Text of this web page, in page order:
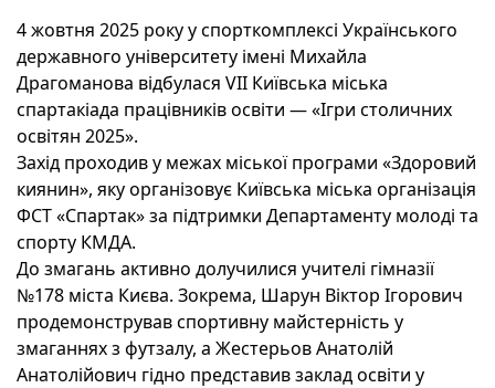
4 жовтня 2025 року у спорткомплексі Українського
державного університету імені Михайла
Драгоманова відбулася VII Київська міська
спартакіада працівників освіти — «Ігри столичних
освітян 2025».
Захід проходив у межах міської програми «Здоровий
киянин», яку організовує Київська міська організація
ФСТ «Спартак» за підтримки Департаменту молоді та
спорту КМДА.
До змагань активно долучилися учителі гімназії
№178 міста Києва. Зокрема, Шарун Віктор Ігорович
продемонстрував спортивну майстерність у
змаганнях з футзалу, а Жестерьов Анатолій
Анатолійович гідно представив заклад освіти у